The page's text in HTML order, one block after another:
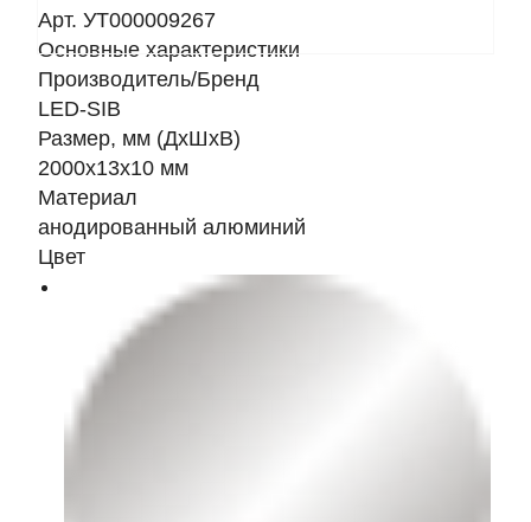
Арт. УТ000009267
Основные характеристики
Производитель/Бренд
LED-SIB
Размер, мм (ДхШхВ)
2000х13х10 мм
Материал
анодированный алюминий
Цвет